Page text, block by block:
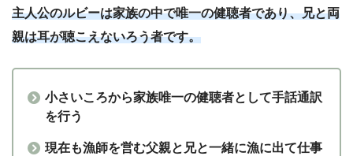
主人公のルビーは家族の中で唯一の健聴者であり、兄と両
親は耳が聴こえないろう者です。
小さいころから家族唯一の健聴者として手話通訳
を行う
現在も漁師を営む父親と兄と一緒に漁に出て仕事